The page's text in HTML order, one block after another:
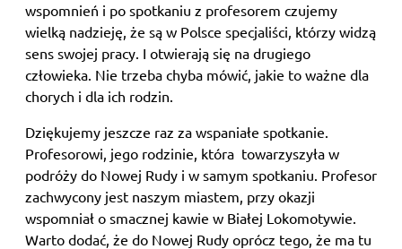
wspomnień i po spotkaniu z profesorem czujemy
wielką nadzieję, że są w Polsce specjaliści, którzy widzą
sens swojej pracy. I otwierają się na drugiego
człowieka. Nie trzeba chyba mówić, jakie to ważne dla
chorych i dla ich rodzin.
Dziękujemy jeszcze raz za wspaniałe spotkanie.
Profesorowi, jego rodzinie, która towarzyszyła w
podróży do Nowej Rudy i w samym spotkaniu. Profesor
zachwycony jest naszym miastem, przy okazji
wspomniał o smacznej kawie w Białej Lokomotywie.
Warto dodać, że do Nowej Rudy oprócz tego, że ma tu